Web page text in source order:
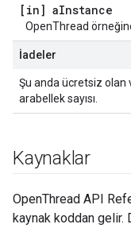
[in] aInstance
OpenThread
İadeler
Şu anda ücretsiz olan
arabellek sayısı.
Kaynaklar
OpenThread API
kaynak koddan gelir.